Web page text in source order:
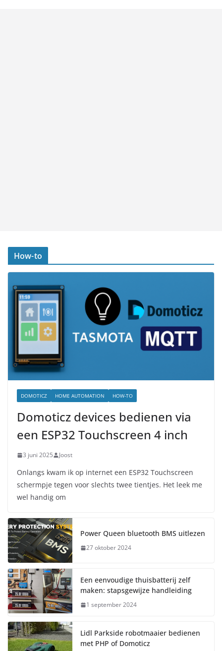
How-to
DOMOTICZ HOME AUTOMATION HOW-TO
Domoticz devices bedienen via
een ESP32 Touchscreen 4 inch
3 juni 2025 Joost
Onlangs kwam ik op internet een ESP32 Touchscreen
schermpje tegen voor slechts twee tientjes. Het leek me
wel handig om
Power Queen bluetooth BMS uitlezen
27 oktober 2024
Een eenvoudige thuisbatterij zelf
maken: stapsgewijze handleiding
1 september 2024
Lidl Parkside robotmaaier bedienen
met PHP of Domoticz